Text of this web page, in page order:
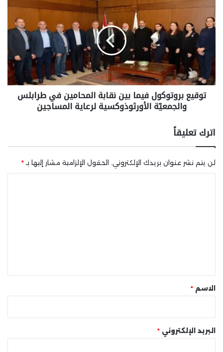
توقيع بروتوكول فيما بين نقابة المحامين في طرابلس
والجمعيّة الأورثوذوكسية لرعاية المساجين
اترك تعليقاً
لن يتم نشر عنوان بريدك الإلكتروني. الحقول الإلزامية مشار إليها بـ*
* الاسم *
البريد الإلكتروني *